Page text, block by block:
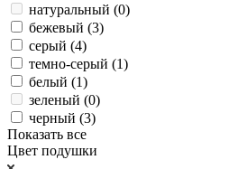
натуральный (0)
бежевый (3)
серый (4)
темно-серый (1)
белый (1)
зеленый (0)
черный (3)
Показать все
Цвет подушки